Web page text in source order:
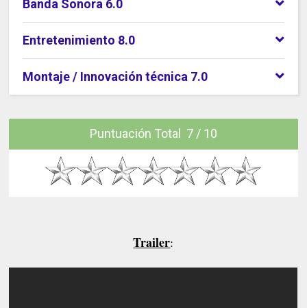
Banda Sonora 6.0
Entretenimiento 8.0
Montaje / Innovación técnica 7.0
Puntuación Total 7 / 10
Trailer: